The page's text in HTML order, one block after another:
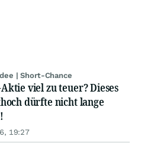
| Short-Chance
viel zu teuer? Dieses
dürfte nicht lange
19:27